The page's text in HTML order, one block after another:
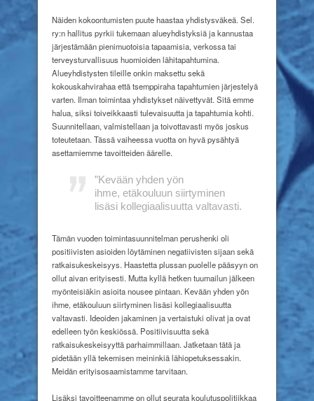
Näiden kokoontumisten puute haastaa yhdistysväkeä. Sel.
ry:n hallitus pyrkii tukemaan alueyhdistyksiä ja kannustaa
järjestämään pienimuotoisia tapaamisia, verkossa tai
terveysturvallisuus huomioiden lähitapahtumina.
Alueyhdistysten tileille onkin maksettu sekä
kokouskahvirahaa että tsemppiraha tapahtumien järjestelyä
varten. Ilman toimintaa yhdistykset näivettyvät. Sitä emme
halua, siksi toiveikkaasti tulevaisuutta ja tapahtumia kohti.
Suunnitellaan, valmistellaan ja toivottavasti myös joskus
toteutetaan. Tässä vaiheessa vuotta on hyvä pysähtyä
asettamiemme tavoitteiden äärelle.
”Kevään yhden yön
ihme, etäkouluun siirtyminen
lisäsi kollegiaalisuutta valtavasti.
Tämän vuoden toimintasuunnitelman perushenki oli
positiivisten asioiden löytäminen negatiivisten sijaan sekä
ratkaisukeskeisyys. Haastetta plussan puolelle pääsyyn on
ollut aivan erityisesti. Mutta kyllä hetken tuumailun jälkeen
myönteisiäkin asioita nousee pintaan. Kevään yhden yön
ihme, etäkouluun siirtyminen lisäsi kollegiaalisuutta
valtavasti. Ideoiden jakaminen ja vertaistuki olivat ja ovat
edelleen työn keskiössä. Positiivisuutta sekä
ratkaisukeskeisyyttä parhaimmillaan. Jatketaan tätä ja
pidetään yllä tekemisen meininkiä lähiopetuksessakin.
Meidän erityisosaamistamme tarvitaan.
Lisäksi tavoitteenamme on ollut seurata koulutuspolitiikkaa